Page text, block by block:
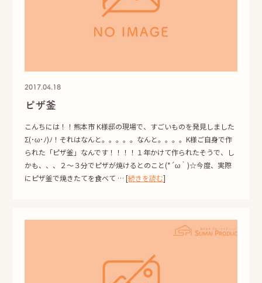
2017.04.18
ピザ釜
こんちには！！熊本市 K様邸の現場で、すごいものを発見しました
Σ(･ω･ﾉ)ﾉ！それはなんと。。。。。なんと。。。。K様ご自身で作
られた「ピザ釜」なんです！！！！１年かけて作られたそうで、し
かも、、、２～３分でピザが焼けるとのこと(*´ω｀)☆今度、実際
にピザ釜で焼きたてを食べて … [続きを読む]